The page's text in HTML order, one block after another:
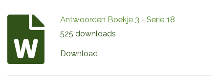
Antwoorden Boekje 3 - Serie 18
525 downloads
Download